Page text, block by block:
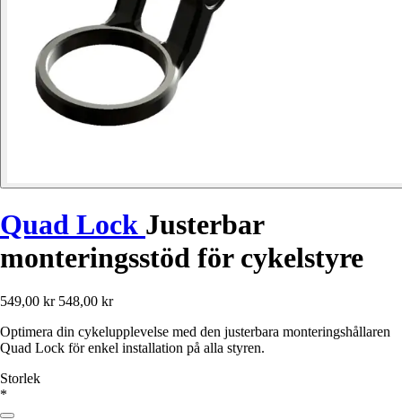
Quad Lock Justerbar
monteringsstöd för cykelstyre
549,00 kr 548,00 kr
Optimera din cykelupplevelse med den justerbara monteringshållaren
Quad Lock för enkel installation på alla styren.
Storlek
*